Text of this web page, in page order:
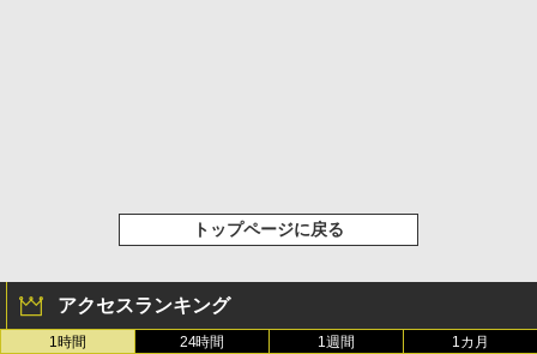
トップページに戻る
アクセスランキング
1時間 24時間 1週間 1カ月